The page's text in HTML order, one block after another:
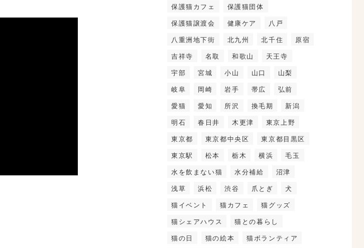
保護猫カフェ
保護猫団体
保護猫譲渡会
健康ケア
八戸
八重洲地下街
北九州 北千住
原宿
吉祥寺
名取 和歌山
天王寺
宇部
宮城 小山 山口
山梨
岐阜
岡崎 岩手 帯広
弘前
愛猫
愛知 所沢 換毛期
新潟
明石
春日井 木更津
東京上野
東京都
東京都中央区
東京都目黒区
東京駅
松本 栃木 横浜
毛玉
水を飲まない猫
水分補給
沼津
浅草
浜松 渋谷 爪とぎ
犬
猫イベント
猫カフェ
猫グッズ
猫シェアハウス
猫との暮らし
猫の日
猫の絵本
猫ボランティア